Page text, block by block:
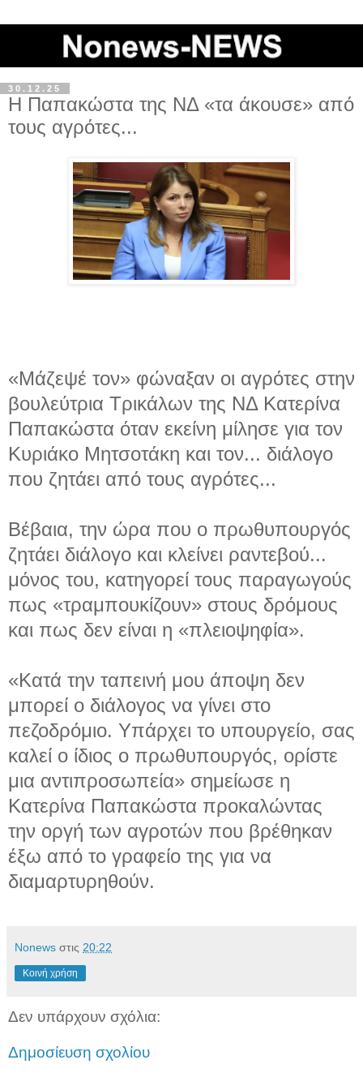
30.12.25
Η Παπακώστα της ΝΔ «τα άκουσε» από
τους αγρότες...
«Μάζεψέ τον» φώναξαν οι αγρότες στην
βουλεύτρια Τρικάλων της ΝΔ Κατερίνα
Παπακώστα όταν εκείνη μίλησε για τον
Κυριάκο Μητσοτάκη και τον... διάλογο
που ζητάει από τους αγρότες...
Βέβαια, την ώρα που ο πρωθυπουργός
ζητάει διάλογο και κλείνει ραντεβού...
μόνος του, κατηγορεί τους παραγωγούς
πως «τραμπουκίζουν» στους δρόμους
και πως δεν είναι η «πλειοψηφία».
«Κατά την ταπεινή μου άποψη δεν
μπορεί ο διάλογος να γίνει στο
πεζοδρόμιο. Υπάρχει το υπουργείο, σας
καλεί ο ίδιος ο πρωθυπουργός, ορίστε
μια αντιπροσωπεία» σημείωσε η
Κατερίνα Παπακώστα προκαλώντας
την οργή των αγροτών που βρέθηκαν
έξω από το γραφείο της για να
διαμαρτυρηθούν.
Νonews στις 20:22
Κοινή χρήση
Δεν υπάρχουν σχόλια:
Δημοσίευση σχολίου